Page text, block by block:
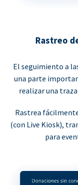
Rastreo
El seguimiento a
una parte
realizar una
Rastrea
(con Live Kiosk),
para